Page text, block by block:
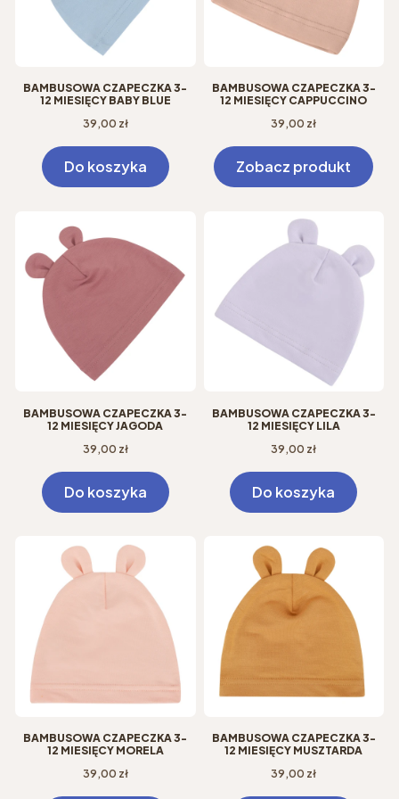
BAMBUSOWA CZAPECZKA 3-
12 MIESIĘCY BABY BLUE
Cena
39,00 zł
Do koszyka
BAMBUSOWA CZAPECZKA 3-
12 MIESIĘCY CAPPUCCINO
Cena
39,00 zł
Zobacz produkt
BAMBUSOWA CZAPECZKA 3-
12 MIESIĘCY JAGODA
Cena
39,00 zł
Do koszyka
BAMBUSOWA CZAPECZKA 3-
12 MIESIĘCY LILA
Cena
39,00 zł
Do koszyka
BAMBUSOWA CZAPECZKA 3-
12 MIESIĘCY MORELA
Cena
39,00 zł
BAMBUSOWA CZAPECZKA 3-
12 MIESIĘCY MUSZTARDA
Cena
39,00 zł